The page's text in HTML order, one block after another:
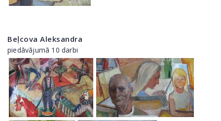
Beļcova Aleksandra
piedāvājumā 10 darbi